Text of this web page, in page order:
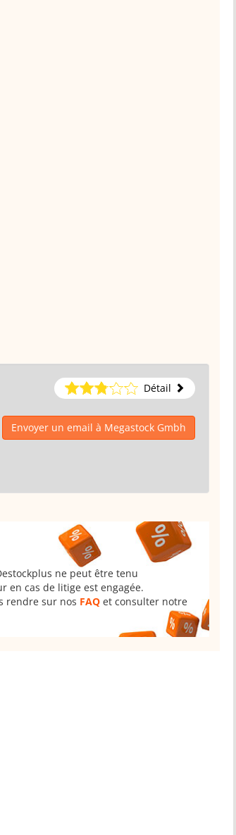
Détail
Envoyer un email à Megastock Gmbh
ne peut être tenu
en cas de litige est engagée.
rendre sur nos FAQ et consulter notre